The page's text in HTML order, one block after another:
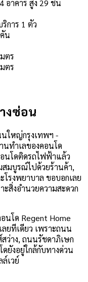
อาคาร สูง 29 ชั้น
การ 1 ตัว
น
ตร
ตร
งซ่อน
ใหญ่กรุงเทพฯ -
ทำเลของคอนโด
นโดติดรถไฟฟ้าแล้ว
สมบูรณ์ไปด้วยร้านค้า,
โรงพยาบาล ขอบอกเลย
ะสิ่งอำนวยความสะดวก
นโด Regent Home
ลยทีเดียว เพราะถนน
ว่าง, ถนนรัชดาภิเษก
ยังอยู่ใกล้กับทางด่วน
เวย์